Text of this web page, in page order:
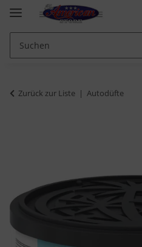
Zurück zur Liste Autodüfte